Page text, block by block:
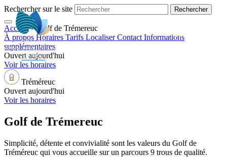
Rechercher sur le site
FR
Accueil>Golf de Trémereuc
À propos Horaires Tarifs Localiser Contact Informations
supplémentaires
Ouvert aujourd'hui
Voir les horaires
Tréméreuc
Ouvert aujourd'hui
Voir les horaires
Golf de Trémereuc
Simplicité, détente et convivialité sont les valeurs du Golf de
Tréméreuc qui vous accueille sur un parcours 9 trous de qualité.